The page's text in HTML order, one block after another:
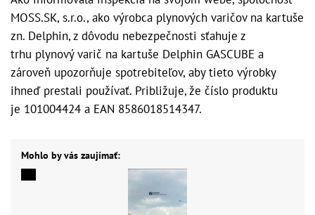
MOSS.SK, s.r.o., ako výrobca plynových varičov na kartuše
zn. Delphin, z dôvodu nebezpečnosti sťahuje z
trhu plynový varič na kartuše Delphin GASCUBE a
zároveň upozorňuje spotrebiteľov, aby tieto výrobky
ihneď prestali používať. Približuje, že číslo produktu
je 101004424 a EAN 8586018514347.
Mohlo by vás zaujímať: